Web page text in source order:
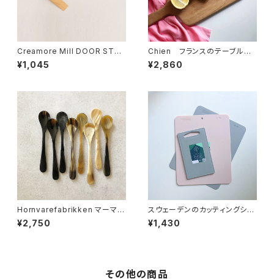
Creamore Mill DOOR STO
PPER
¥1,045
Chien フランスのテーブルナ
イフ
¥2,860
Hornvarefabrikken マーマレ
ードスプーン
¥2,750
スウェーデンのカッティングシー
ト
¥1,430
その他の商品